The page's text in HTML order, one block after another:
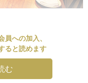
への加入、
ると読めます
む